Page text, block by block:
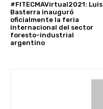
#FITECMAVirtual2021: Luis
Basterra inauguró
oficialmente la feria
internacional del sector
foresto-industrial
argentino